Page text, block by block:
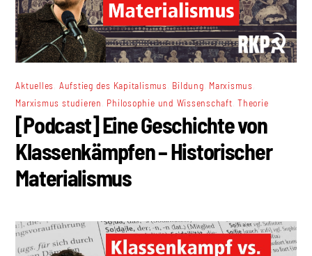
Aktuelles Aufstieg des Kapitalismus Bildung Marxismus
Marxismus studieren Philosophie und Wissenschaft ,Theorie
[Podcast] Eine Geschichte von
Klassenkämpfen – Historischer
Materialismus